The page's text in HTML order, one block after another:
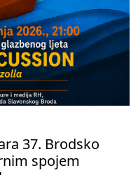
37. Brodsko
spojem